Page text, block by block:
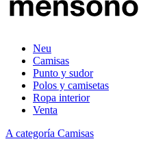
Neu
Camisas
Punto y sudor
Polos y camisetas
Ropa interior
Venta
A categoría Camisas